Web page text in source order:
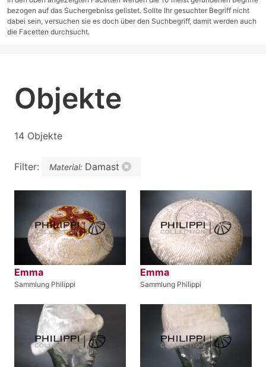
bezogen auf das Suchergebniss gelistet. Sollte Ihr gesuchter Begriff nicht
dabei sein, versuchen sie es doch über den Suchbegriff, damit werden auch
die Facetten durchsucht.
Objekte
14 Objekte
Filter: Material: Damast
Emma
Sammlung Philippi
Emma
Sammlung Philippi